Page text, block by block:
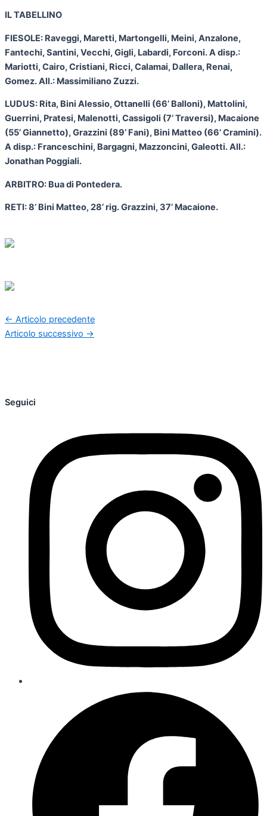
IL TABELLINO
FIESOLE: Raveggi, Maretti, Martongelli, Meini, Anzalone,
Fantechi, Santini, Vecchi, Gigli, Labardi, Forconi. A disp.:
Mariotti, Cairo, Cristiani, Ricci, Calamai, Dallera, Renai,
Gomez. All.: Massimiliano Zuzzi.
LUDUS: Rita, Bini Alessio, Ottanelli (66’ Balloni), Mattolini,
Guerrini, Pratesi, Malenotti, Cassigoli (7’ Traversi), Macaione
(55’ Giannetto), Grazzini (89’ Fani), Bini Matteo (66’ Cramini).
A disp.: Franceschini, Bargagni, Mazzoncini, Galeotti. All.:
Jonathan Poggiali.
ARBITRO: Bua di Pontedera.
RETI: 8’ Bini Matteo, 28’ rig. Grazzini, 37’ Macaione.
← Articolo precedente
Articolo successivo →
Seguici